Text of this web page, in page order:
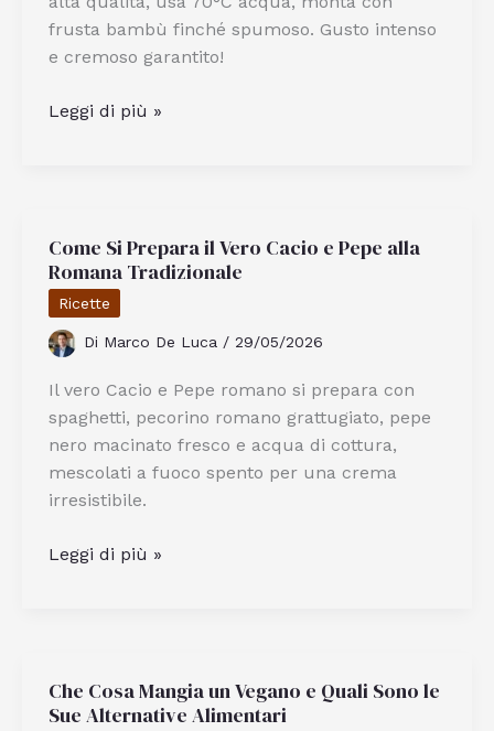
frusta bambù finché spumoso. Gusto intenso
e cremoso garantito!
Come
Perfetto:
Guida
Passo
Passo
Facile
Leggi di più »
Come Si Prepara il Vero Cacio e Pepe alla
Romana Tradizionale
Ricette
Di Marco De Luca / 29/05/2026
Il vero Cacio e Pepe romano si prepara con
spaghetti, pecorino romano grattugiato, pepe
nero macinato fresco e acqua di cottura,
mescolati a fuoco spento per una crema
irresistibile.
Come
Cacio
e
Leggi di più »
Che Cosa Mangia un Vegano e Quali Sono le
Sue Alternative Alimentari